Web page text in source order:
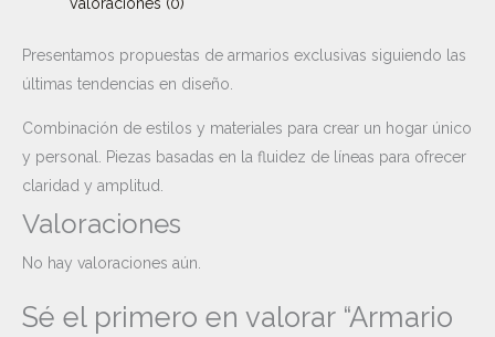
Valoraciones (0)
Presentamos propuestas de armarios exclusivas siguiendo las
últimas tendencias en diseño.
Combinación de estilos y materiales para crear un hogar único
y personal. Piezas basadas en la fluidez de líneas para ofrecer
claridad y amplitud.
Valoraciones
No hay valoraciones aún.
Sé el primero en valorar “Armario